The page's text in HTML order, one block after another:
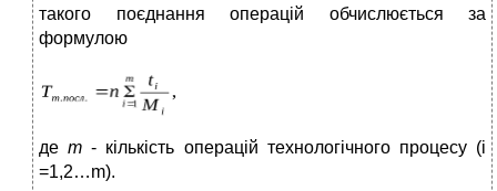
такого поєднання операцій обчислюється за
формулою
деm- кількість операцій технологічного процесу (і
=1,2…m).